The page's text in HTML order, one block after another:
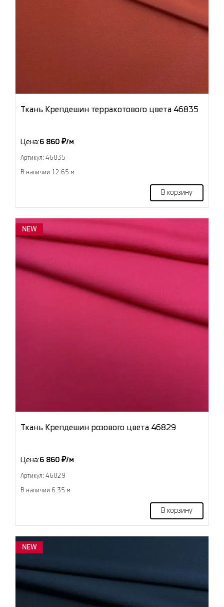
Ткань Крепдешин терракотового цвета 46835
Цена:6 860 ₽/м
Артикул: 46835
В наличии 12.65 м
В корзину
NEW
Ткань Крепдешин розового цвета 46829
Цена:6 860 ₽/м
Артикул: 46829
В наличии 6.35 м
В корзину
NEW